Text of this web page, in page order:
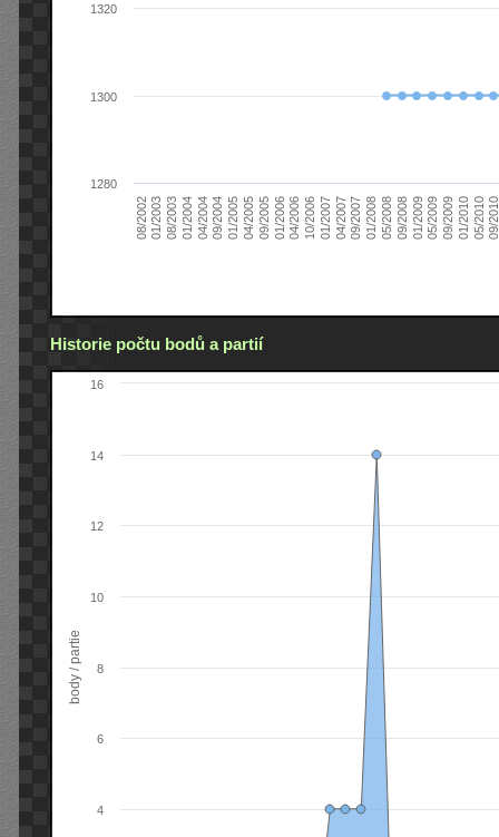
08/200201/200308/200301/200404/200409/200401/200504/200509/200501/200604/200610/200601/200704/200709/200701/200805/200809/200801/200905/200909/200901/201005/201009/
1300
1320
1280
Historie počtu bodů a partií
body / partie
4
6
8
10
12
14
16